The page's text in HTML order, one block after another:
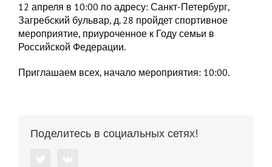
12 апреля в 10:00 по адресу: Санкт-Петербург,
Загребский бульвар, д. 28 пройдет спортивное
мероприятие, приуроченное к Году семьи в
Российской Федерации.
Приглашаем всех, начало мероприятия: 10:00.
Поделитесь в социальных сетях!